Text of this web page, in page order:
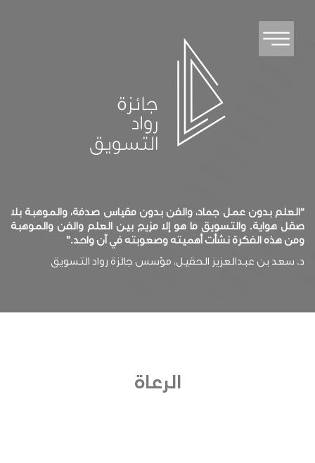
“العلم بدون عمل جماد، والفن بدون مقياس صدفة، والموهبة بلا
صقل هواية. والتسويق ما هو إلا مزيج بين العلم والفن والموهبة
ومن هذه الفكرة نشأت أهميته وصعوبته في آن واحد.”
د. سعد بن عبدالعزيز الحقيل، مؤسس جائزة رواد التسويق
الرعاة